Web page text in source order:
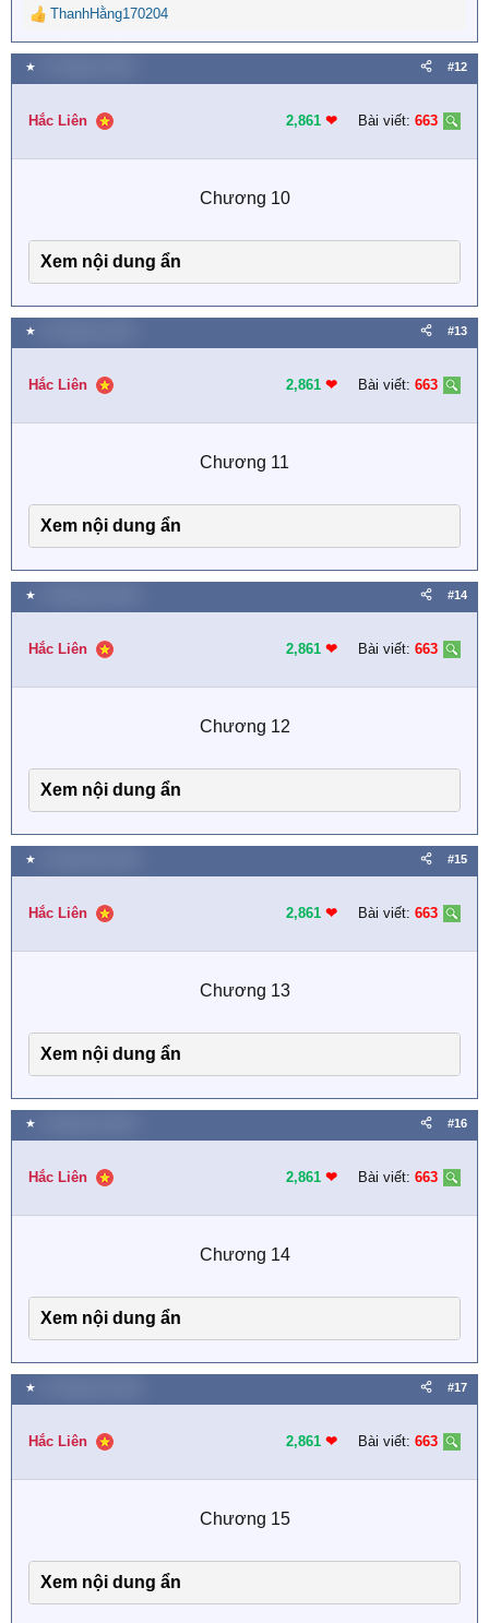
R
e
a
c
i
n
ThanhHằng170204
★ #12
Hắc Liên 2,861 ❤︎ Bài viết: 663
Chương 10​
Xem nội dung ẩn
★ #13
Hắc Liên 2,861 ❤︎ Bài viết: 663
Chương 11​
Xem nội dung ẩn
★ #14
Hắc Liên 2,861 ❤︎ Bài viết: 663
Chương 12​
Xem nội dung ẩn
★ #15
Hắc Liên 2,861 ❤︎ Bài viết: 663
Chương 13​
Xem nội dung ẩn
★ #16
Hắc Liên 2,861 ❤︎ Bài viết: 663
Chương 14​
Xem nội dung ẩn
★ #17
Hắc Liên 2,861 ❤︎ Bài viết: 663
Chương 15​
Xem nội dung ẩn